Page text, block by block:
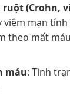
ruột (Crohn,
viêm mạn
theo mất
máu: Tình